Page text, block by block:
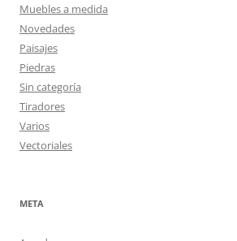
Muebles a medida
Novedades
Paisajes
Piedras
Sin categoría
Tiradores
Varios
Vectoriales
META